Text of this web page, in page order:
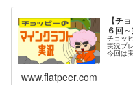
【チ
６回
チョッ
実況プ
今回は
www.flatpeer.com